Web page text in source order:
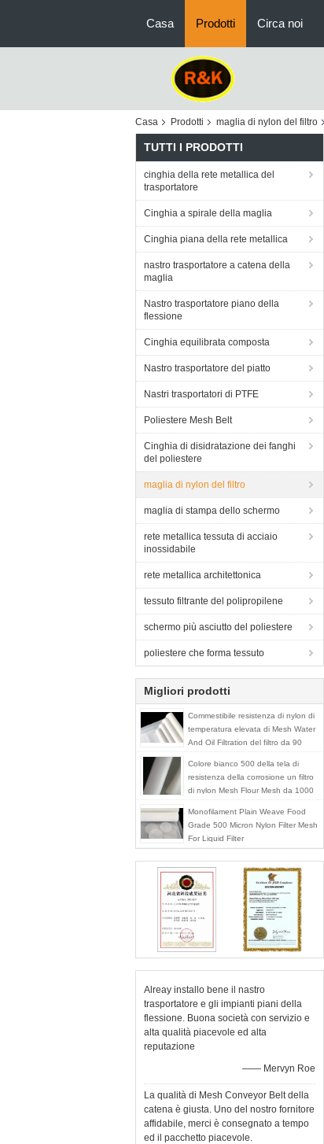
Casa Prodotti Circa noi
Casa Prodotti maglia di nylon del filtro
TUTTI I PRODOTTI
cinghia della rete metallica del
trasportatore
Cinghia a spirale della maglia
Cinghia piana della rete metallica
nastro trasportatore a catena della
maglia
Nastro trasportatore piano della
flessione
Cinghia equilibrata composta
Nastro trasportatore del piatto
Nastri trasportatori di PTFE
Poliestere Mesh Belt
Cinghia di disidratazione dei fanghi
del poliestere
maglia di nylon del filtro
maglia di stampa dello schermo
rete metallica tessuta di acciaio
inossidabile
rete metallica architettonica
tessuto filtrante del polipropilene
schermo più asciutto del poliestere
poliestere che forma tessuto
Migliori prodotti
Commestibile resistenza di nylon di
temperatura elevata di Mesh Water
And Oil Filtration del filtro da 90
Colore bianco 500 della tela di
resistenza della corrosione un filtro
di nylon Mesh Flour Mesh da 1000
Monofilament Plain Weave Food
Grade 500 Micron Nylon Filter Mesh
For Liquid Filter
Alreay installo bene il nastro
trasportatore e gli impianti piani della
flessione. Buona società con servizio e
alta qualità piacevole ed alta
reputazione
—— Mervyn Roe
La qualità di Mesh Conveyor Belt della
catena è giusta. Uno del nostro fornitore
affidabile, merci è consegnato a tempo
ed il pacchetto piacevole.